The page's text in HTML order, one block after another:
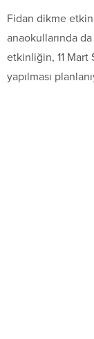
Fidan dikme
anaokullarında
etkinliğin, 11 Mart
yapılması